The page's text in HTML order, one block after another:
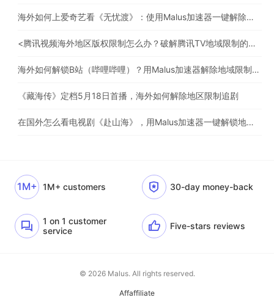
海外如何上爱奇艺看《无忧渡》：使用Malus加速器一键解除地域限制
<腾讯视频海外地区版权限制怎么办？破解腾讯TV地域限制的办法>
海外如何解锁B站（哔哩哔哩）？用Malus加速器解除地域限制，一键流畅追番
《藏海传》定档5月18日首播，海外如何解除地区限制追剧
在国外怎么看电视剧《赴山海》，用Malus加速器一键解锁地区限制
1M+ 1M+ customers 30-day money-back
1 on 1 customer
service
Five-stars reviews
© 2026 Malus. All rights reserved.
Affaffiliate